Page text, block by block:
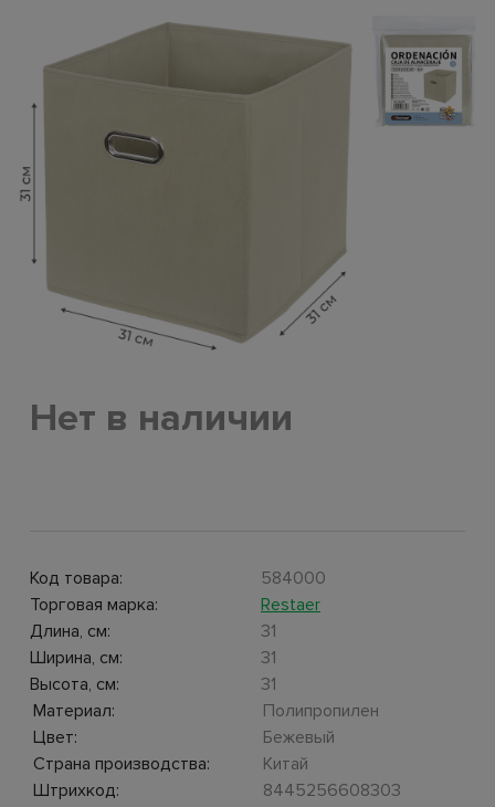
Нет в наличии
Код товара:
584000
Торговая марка:
Restaer
Длина, см:
31
Ширина, см:
31
Высота, см:
31
Материал:
Полипропилен
Цвет:
Бежевый
Страна производства:
Китай
Штрихкод:
8445256608303